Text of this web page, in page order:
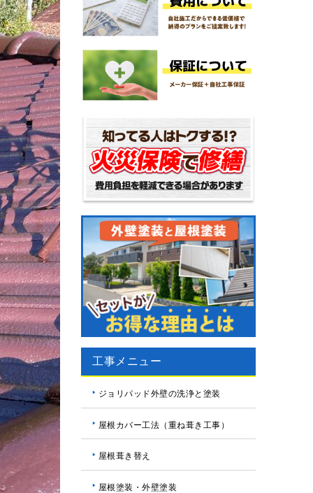
工事メニュー
ジョリパッド外壁の洗浄と塗装
屋根カバー工法（重ね葺き工事）
屋根葺き替え
屋根塗装・外壁塗装